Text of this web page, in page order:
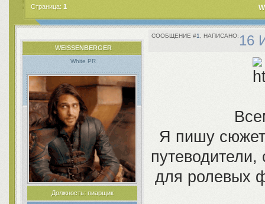
Страница: 1
1 16
WEISSENBERGER
White PR
Должность:пиарщик
Я пишу
путеводители,
для ролевых